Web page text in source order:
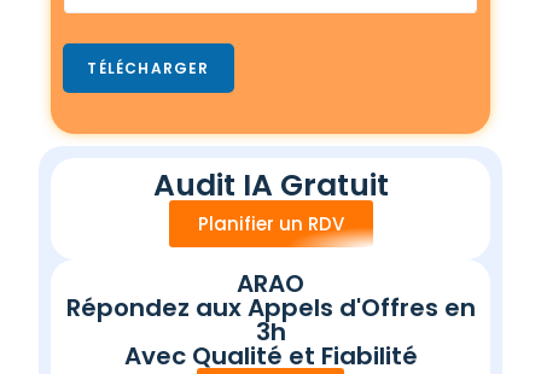
,
T
K
TÉLÉCHARGER
Audit IA Gratuit
Planifier un RDV
ARAO
Répondez aux Appels d'Offres en
3h
Avec Qualité et Fiabilité